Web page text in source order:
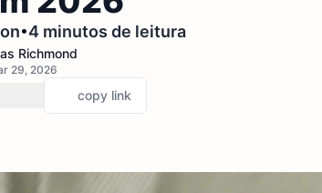
•4 minutos de leitura
Richmond
29, 2026
copy link